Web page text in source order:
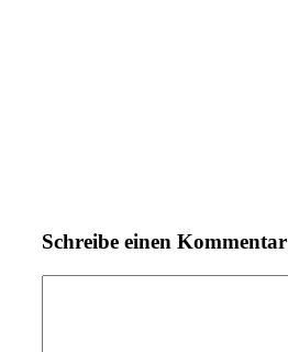
Schreibe einen Kommentar